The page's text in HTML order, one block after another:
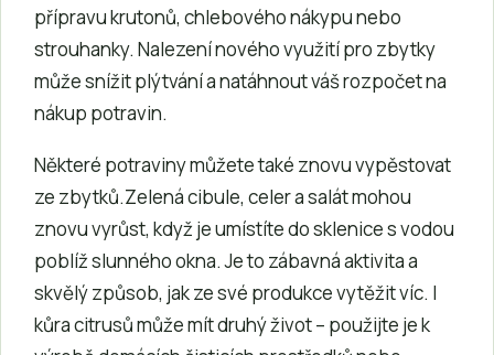
přípravu krutonů, chlebového nákypu nebo
strouhanky. Nalezení nového využití pro zbytky
může snížit plýtvání a natáhnout váš rozpočet na
nákup potravin.
Některé potraviny můžete také znovu vypěstovat
ze zbytků.Zelená cibule, celer a salát mohou
znovu vyrůst, když je umístíte do sklenice s vodou
poblíž slunného okna. Je to zábavná aktivita a
skvělý způsob, jak ze své produkce vytěžit víc. I
kůra citrusů může mít druhý život – použijte je k